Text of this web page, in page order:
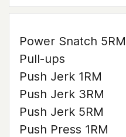
Power Snatch 5RM
Pull-ups
Push Jerk 1RM
Push Jerk 3RM
Push Jerk 5RM
Push Press 1RM